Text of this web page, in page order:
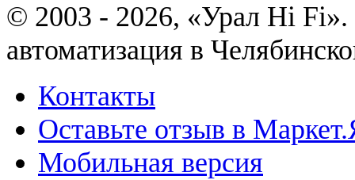
© 2003 - 2026, «Урал Hi
автоматизация в
Контакты
Оставьте отзыв в
Мобильная версия